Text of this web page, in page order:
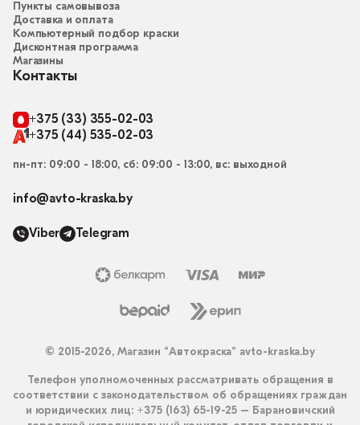
Пункты самовывоза
Доставка и оплата
Компьютерный подбор краски
Дисконтная программа
Магазины
Контакты
+375 (33) 355-02-03
+375 (44) 535-02-03
пн-пт: 09:00 - 18:00, сб: 09:00 - 13:00, вс: выходной
info@avto-kraska.by
Viber Telegram
© 2015-2026, Магазин “Автокраска” avto-kraska.by
Телефон уполномоченных рассматривать обращения в
соответствии с законодательством об обращениях граждан
и юридических лиц: +375 (163) 65-19-25 – Барановичский